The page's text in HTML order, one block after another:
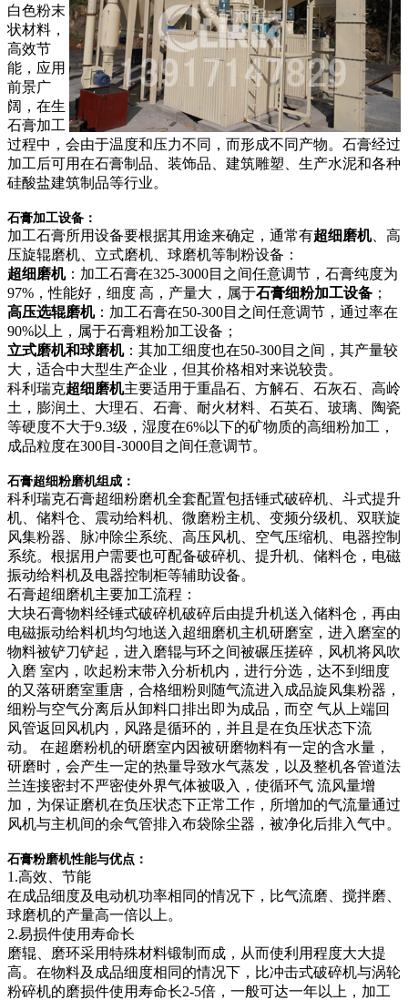
白色粉末
状材料，
高效节
能，应用
前景广
阔，在生
石膏加工
过程中，会由于温度和压力不同，而形成不同产物。石膏经过
加工后可用在石膏制品、装饰品、建筑雕塑、生产水泥和各种
硅酸盐建筑制品等行业。
石膏加工设备：
加工石膏所用设备要根据其用途来确定，通常有超细磨机、高
压旋辊磨机、立式磨机、球磨机等制粉设备：
超细磨机：加工石膏在325-3000目之间任意调节，石膏纯度为
97%，性能好，细度 高，产量大，属于石膏细粉加工设备 ；
高压选辊磨机：加工石膏在50-300目之间任意调节，通过率在
90%以上，属于石膏粗粉加工设备；
立式磨机和球磨机：其加工细度也在50-300目之间，其产量较
大，适合中大型生产企业，但其价格相对来说较贵。
科利瑞克超细磨机主要适用于重晶石、方解石、石灰石、高岭
土，膨润土、大理石、石膏、耐火材料、石英石、玻璃、陶瓷
等硬度不大于9.3级，湿度在6%以下的矿物质的高细粉加工，
成品粒度在300目-3000目之间任意调节。
石膏超细粉磨机组成：
科利瑞克石膏超细粉磨机全套配置包括锤式破碎机、斗式提升
机、储料仓、震动给料机、微磨粉主机、变频分级机、双联旋
风集粉器、脉冲除尘系统、高压风机、空气压缩机、电器控制
系统。根据用户需要也可配备破碎机、提升机、储料仓，电磁
振动给料机及电器控制柜等辅助设备。
石膏超细磨机主要加工流程：
大块石膏物料经锤式破碎机破碎后由提升机送入储料仓，再由
电磁振动给料机均匀地送入超细磨机主机研磨室，进入磨室的
物料被铲刀铲起，进入磨辊与环之间被碾压搓碎，风机将风吹
入磨 室内，吹起粉末带入分析机内，进行分选，达不到细度
的又落研磨室重唐，合格细粉则随气流进入成品旋风集粉器，
细粉与空气分离后从卸料口排出即为成品，而空 气从上端回
风管返回风机内，风路是循环的，并且是在负压状态下流
动。 在超磨粉机的研磨室内因被研磨物料有一定的含水量，
研磨时，会产生一定的热量导致水气蒸发，以及整机各管道法
兰连接密封不严密使外界气体被吸入，使循环气 流风量增
加，为保证磨机在负压状态下正常工作，所增加的气流量通过
风机与主机间的余气管排入布袋除尘器，被净化后排入气中。
石膏粉磨机性能与优点：
1.高效、节能
在成品细度及电动机功率相同的情况下，比气流磨、搅拌磨、
球磨机的产量高一倍以上。
2.易损件使用寿命长
磨辊、磨环采用特殊材料锻制而成，从而使利用程度大大提
高。在物料及成品细度相同的情况下，比冲击式破碎机与涡轮
粉碎机的磨损件使用寿命长2-5倍，一般可达一年以上，加工